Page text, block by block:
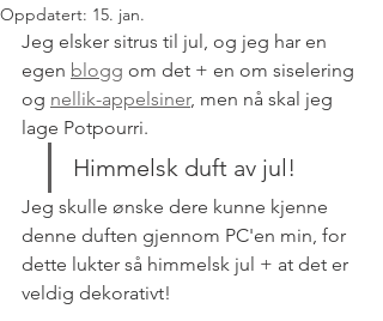
Oppdatert: 15. jan.
Jeg elsker sitrus til jul, og jeg har en
egen blogg om det + en om siselering
og nellik-appelsiner, men nå skal jeg
lage Potpourri.
Himmelsk duft av jul!
Jeg skulle ønske dere kunne kjenne
denne duften gjennom PC'en min, for
dette lukter så himmelsk jul + at det er
veldig dekorativt!